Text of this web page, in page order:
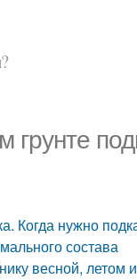
грунте
Когда нужно
состава
весной, летом